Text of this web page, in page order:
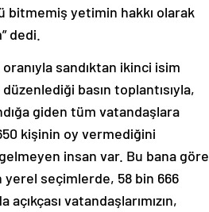
bitmemiş yetimin hakkı olarak
dedi.
sandıktan ikinci isim
basın toplantısıyla,
giden tüm vatandaşlara
kişinin oy vermediğini
insan var. Bu bana göre
yerel seçimlerde, 58 bin 666
vatandaşlarımızın,